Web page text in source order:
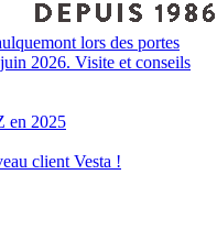
lors des portes
2026. Visite et conseils
en 2025
client Vesta !